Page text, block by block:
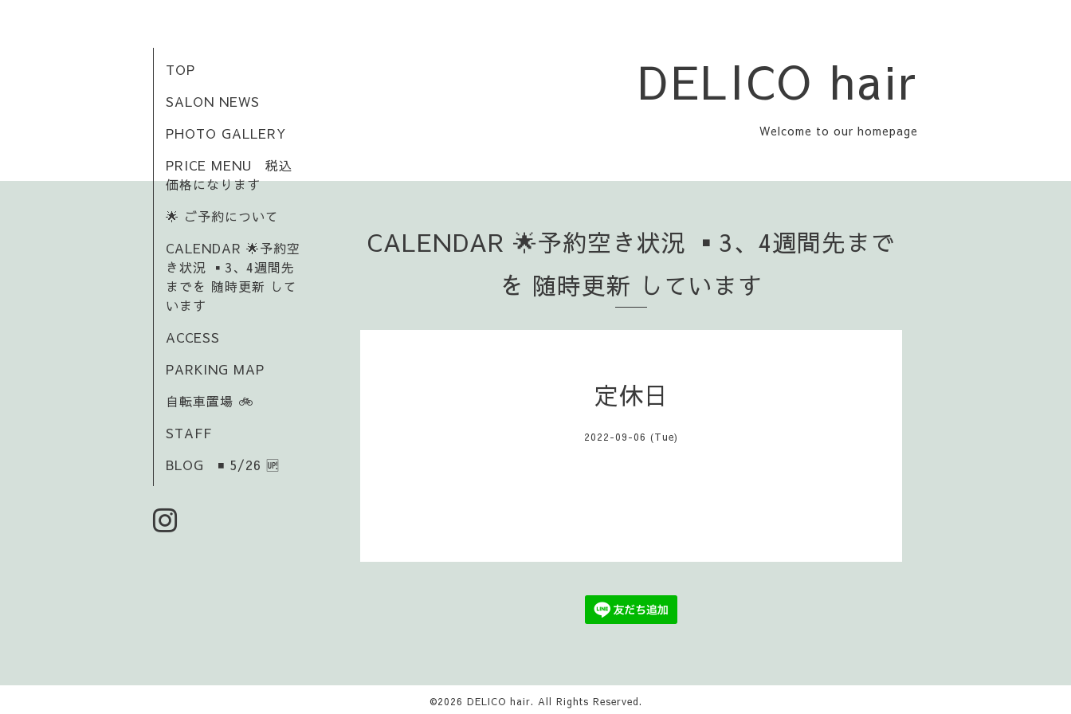
DELICO hair
Welcome to our homepage
TOP
SALON NEWS
PHOTO GALLERY
PRICE MENU 税込
価格になります
🌟 ご予約について
CALENDAR 🌟予約空
き状況 ▪️3、4週間先
までを 随時更新 して
います
ACCESS
PARKING MAP
自転車置場 🚲️
STAFF
BLOG ◾ 5/26 🆙
CALENDAR 🌟予約空き状況 ▪️3、4週間先まで
を 随時更新 しています
定休日
2022-09-06 (Tue)
©2026 DELICO hair. All Rights Reserved.